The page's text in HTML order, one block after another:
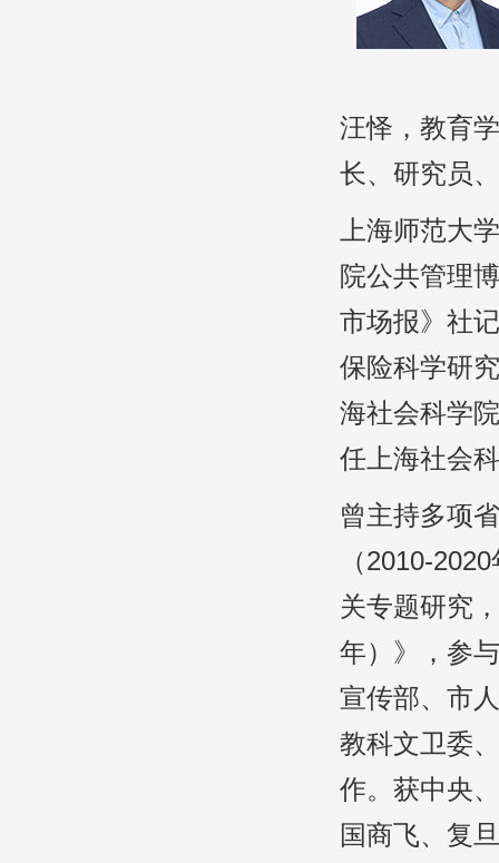
汪怿，教育
长、研究员
上海师范大
院公共管理
市场报》社
保险科学研
海社会科学
任上海社会
曾主持多项
（2010-
关专题研究
年）》，参
宣传部、市
教科文卫委
作。获中央
国商飞、复